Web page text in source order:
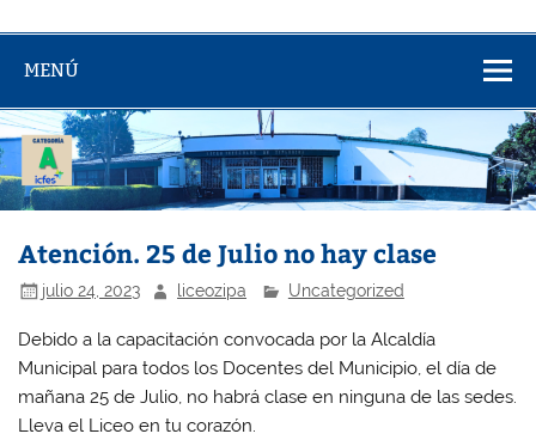
MENÚ
Atención. 25 de Julio no hay clase
julio 24, 2023 liceozipa Uncategorized
Debido a la capacitación convocada por la Alcaldía
Municipal para todos los Docentes del Municipio, el día de
mañana 25 de Julio, no habrá clase en ninguna de las sedes.
Lleva el Liceo en tu corazón.